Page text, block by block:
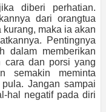
diberi perhatian.
dari orangtua
maka ia akan
Pentingnya
dalam memberikan
cara dan porsi yang
semakin meminta
Jangan sampai
hal negatif pada diri